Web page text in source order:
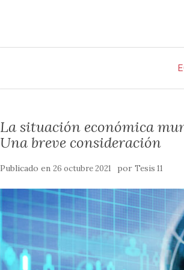
La situación económica
Una breve consideración
Publicado en 26 octubre 2021 por Tesis 11